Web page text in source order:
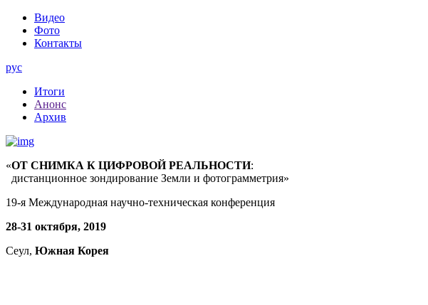
Видео
Фото
Контакты
рус
Итоги
Анонс
Архив
«ОТ СНИМКА К ЦИФРОВОЙ РЕАЛЬНОСТИ:
дистанционное зондирование Земли и фотограмметрия»
19-я Международная научно-техническая конференция
28-31 октября, 2019
Сеул, Южная Корея